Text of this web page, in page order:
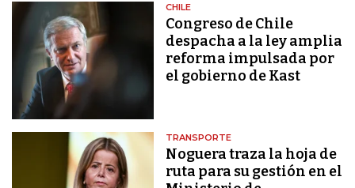
CHILE
Congreso de Chile
despacha a la ley amplia
reforma impulsada por
el gobierno de Kast
TRANSPORTE
Noguera traza la hoja de
ruta para su gestión en el